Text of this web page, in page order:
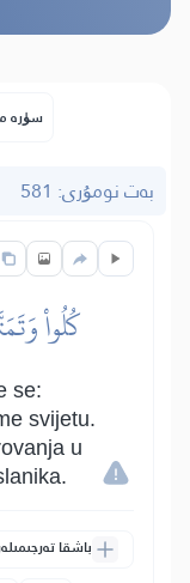
سۈرە
بەت نومۇرى: 581
كُلُواْ
se:
svijetu.
u
باشقا